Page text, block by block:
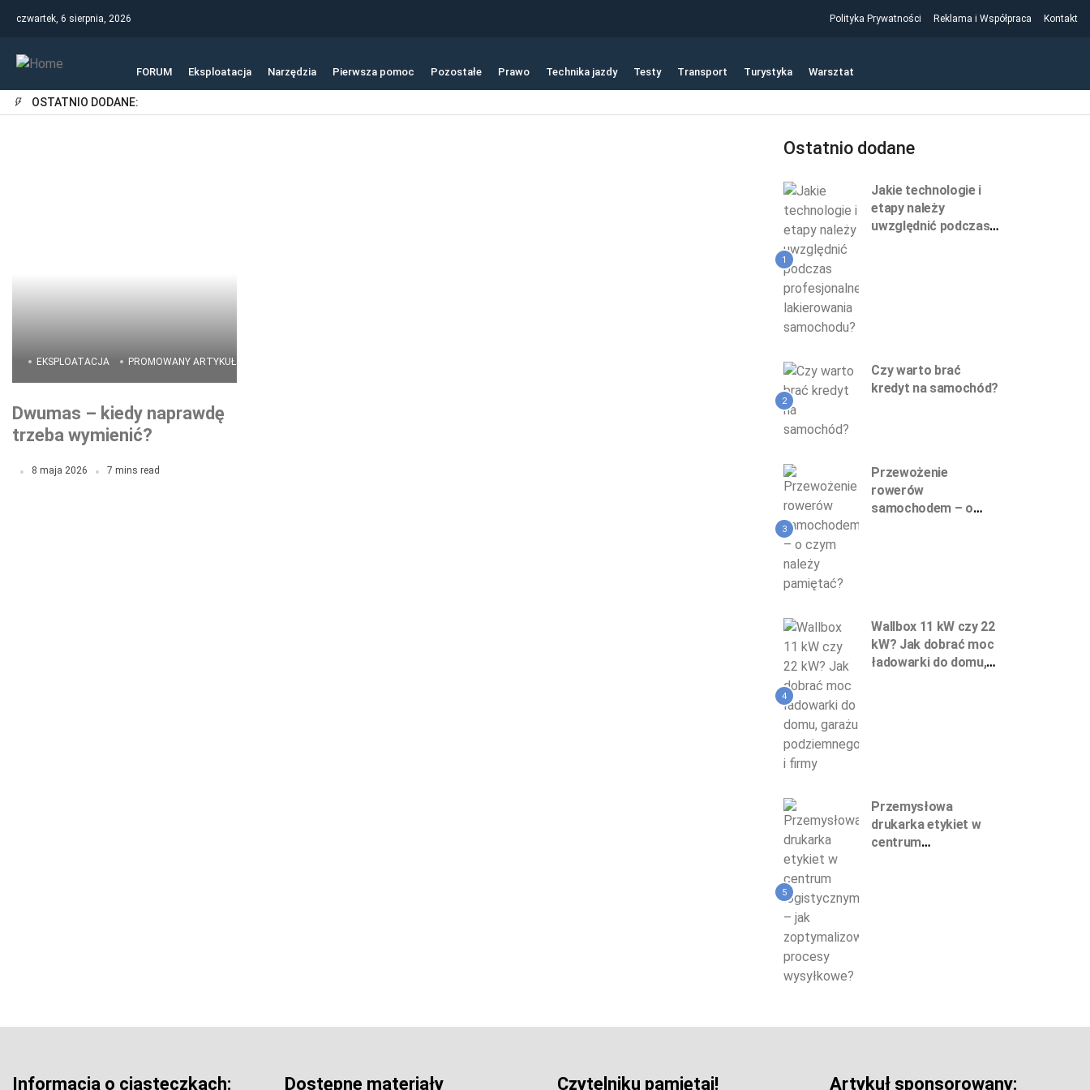
czwartek, 6 sierpnia, 2026 Polityka Prywatności Reklama i Współpraca Kontakt
FORUM Eksploatacja Narzędzia Pierwsza pomoc Pozostałe Prawo Technika jazdy Testy Transport Turystyka Warsztat
OSTATNIO DODANE:
EKSPLOATACJA PROMOWANY ARTYKUŁ
Dwumas – kiedy naprawdę
trzeba wymienić?
mówią prawdę
8 maja 2026 7 mins read
Ostatnio dodane
1
Jakie technologie i
etapy należy
uwzględnić podczas
2
Czy warto brać
kredyt na samochód?
3
Przewożenie
rowerów
samochodem – o
4
Wallbox 11 kW czy 22
kW? Jak dobrać moc
ładowarki do domu,
5
Przemysłowa
drukarka etykiet w
centrum
Informacja o ciasteczkach: Dostępne materiały Czytelniku pamiętaj! Artykuł sponsorowany: